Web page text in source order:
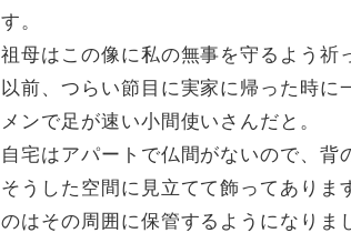
す。
祖母はこの像に私の無事を守るよう祈
以前、つらい節目に実家に帰った時
メンで足が速い小間使いさんだと。
自宅はアパートで仏間がないので、背
そうした空間に見立てて飾ってありま
のはその周囲に保管するようになりま